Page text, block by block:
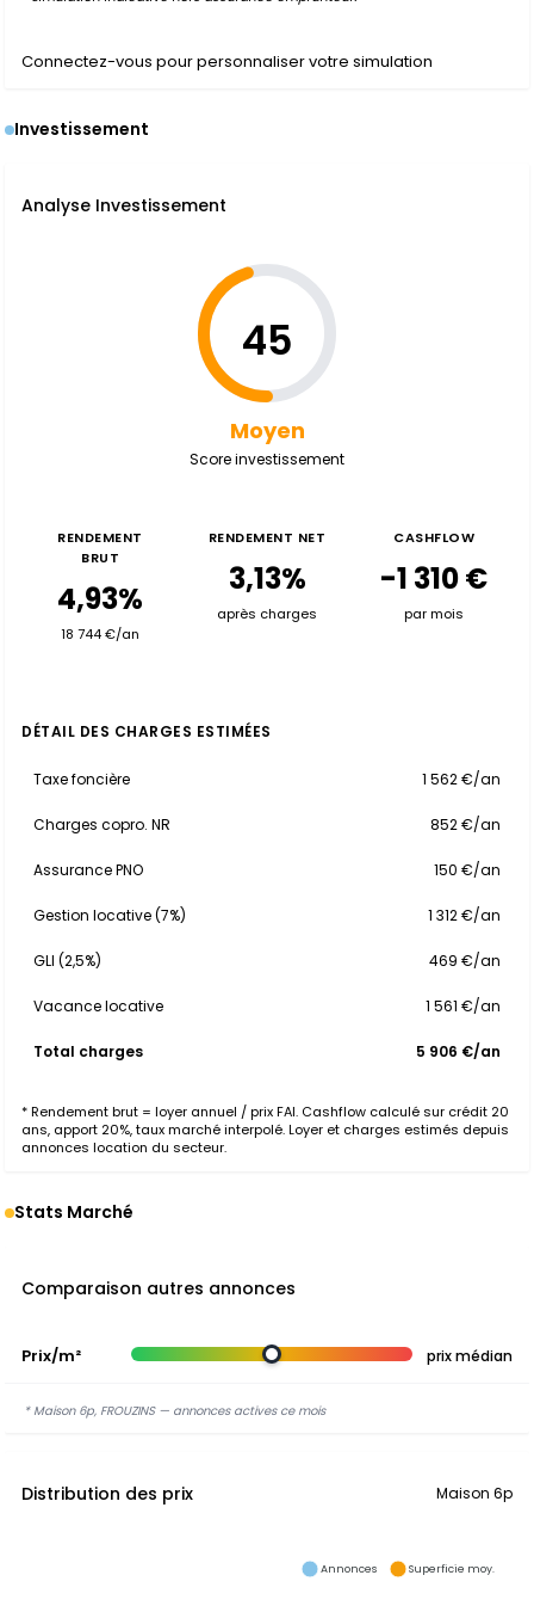
Connectez-vous pour personnaliser votre simulation
Investissement
Analyse Investissement
45
Moyen
Score investissement
RENDEMENT
BRUT
4,93%
18 744 €/an
RENDEMENT NET
3,13%
après charges
CASHFLOW
-1 310 €
par mois
DÉTAIL DES CHARGES ESTIMÉES
Taxe foncière 1 562 €/an
Charges copro. NR 852 €/an
Assurance PNO 150 €/an
Gestion locative (7%) 1 312 €/an
GLI (2,5%) 469 €/an
Vacance locative 1 561 €/an
Total charges 5 906 €/an
* Rendement brut = loyer annuel / prix FAI. Cashflow calculé sur crédit 20
ans, apport 20%, taux marché interpolé. Loyer et charges estimés depuis
annonces location du secteur.
Stats Marché
Comparaison autres annonces
Prix/m² prix médian
* Maison 6p, FROUZINS — annonces actives ce mois
Distribution des prix Maison 6p
Annonces Superficie moy.